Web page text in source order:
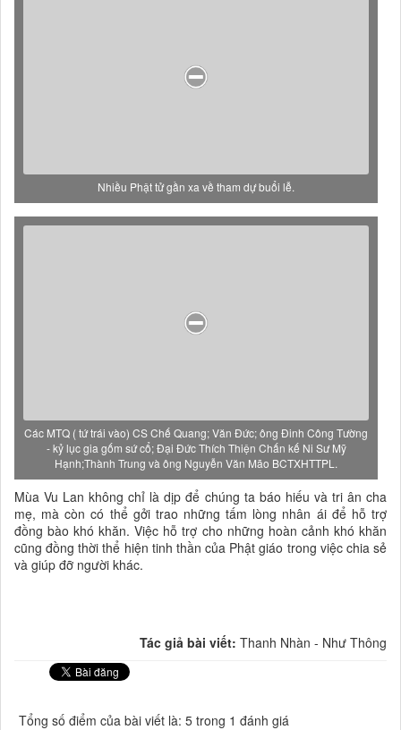
Nhiều Phật tử gần xa về tham dự buổi lễ.
Các MTQ ( tứ trái vào) CS Chế Quang; Văn Đức; ông Đinh Công Tường
- kỷ lục gia gốm sứ cổ; Đại Đức Thích Thiện Chấn kế Ni Sư Mỹ
Hạnh;Thành Trung và ông Nguyễn Văn Mão BCTXHTTPL.
Mùa Vu Lan không chỉ là dịp để chúng ta báo hiếu và tri ân cha
mẹ, mà còn có thể gởi trao những tấm lòng nhân ái để hỗ trợ
đồng bào khó khăn. Việc hỗ trợ cho những hoàn cảnh khó khăn
cũng đồng thời thể hiện tinh thần của Phật giáo trong việc chia sẻ
và giúp đỡ người khác.
Tác giả bài viết: Thanh Nhàn - Như Thông
Tổng số điểm của bài viết là: 5 trong 1 đánh giá